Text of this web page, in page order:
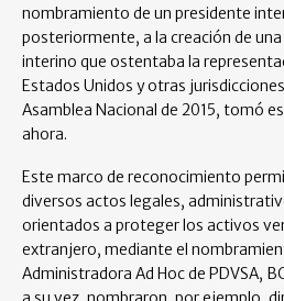
nombramiento de un presidente
posteriormente, a la creación de
interino que ostentaba la
Estados Unidos y otras
Asamblea Nacional de 2015, tomó
ahora.
Este marco de reconocimiento
diversos actos legales,
orientados a proteger los activos
extranjero, mediante el
Administradora Ad Hoc de PDVSA,